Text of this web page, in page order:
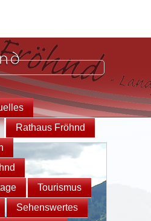
Rathaus Fröhnd
Tourismus
Sehenswertes